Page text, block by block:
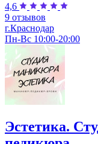
4,6
9 отзывов
г.Краснодар
Пн-Вс 10:00-20:00
Эстетика.